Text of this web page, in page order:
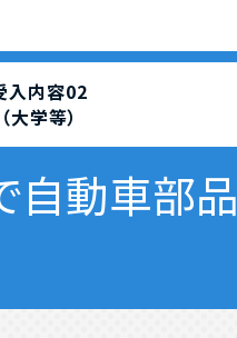
入内容02
（大学等）
自動車